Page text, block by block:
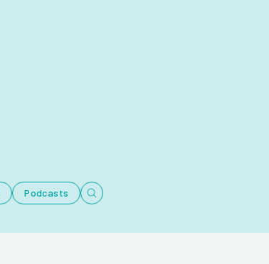
Podcasts